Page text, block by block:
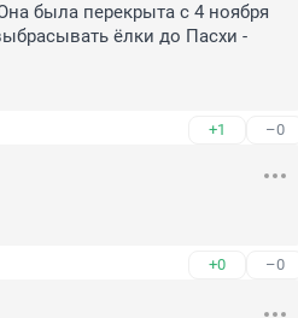
была перекрыта с 4 ноября
ёлки до Пасхи -
+1 –0
+0 –0